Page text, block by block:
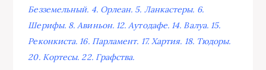
Безземельный. 4. Орлеан. 5. Ланкастеры. 6.
Шерифы. 8. Авиньон. 12. Аутодафе. 14. Валуа. 15.
Реконкиста. 16. Парламент. 17. Хартия. 18. Тюдоры.
20. Кортесы. 22. Графства.